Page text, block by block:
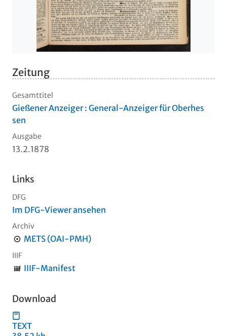
Zeitung
Gesamttitel
Gießener Anzeiger : General-Anzeiger für Oberhes
sen
Ausgabe
13.2.1878
Links
DFG
Im DFG-Viewer ansehen
Archiv
METS (OAI-PMH)
IIIF
IIIF-Manifest
Download
TEXT